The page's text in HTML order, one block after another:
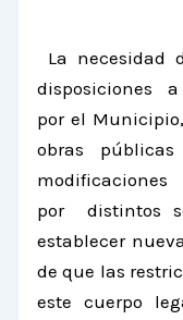
La necesidad
disposiciones
por el
obras
por distintos
establecer
de que las
este cuerpo